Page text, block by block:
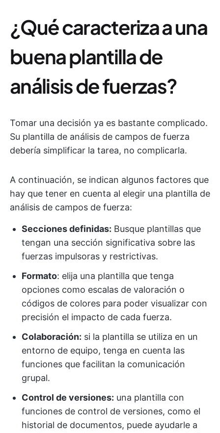
¿Qué caracteriza a una
buena plantilla de
análisis de fuerzas?
Tomar una decisión ya es bastante complicado.
Su plantilla de análisis de campos de fuerza
debería simplificar la tarea, no complicarla.
A continuación, se indican algunos factores que
hay que tener en cuenta al elegir una plantilla de
análisis de campos de fuerza:
Secciones definidas: Busque plantillas que
tengan una sección significativa sobre las
fuerzas impulsoras y restrictivas.
Formato: elija una plantilla que tenga
opciones como escalas de valoración o
códigos de colores para poder visualizar con
precisión el impacto de cada fuerza.
Colaboración: si la plantilla se utiliza en un
entorno de equipo, tenga en cuenta las
funciones que facilitan la comunicación
grupal.
Control de versiones: una plantilla con
funciones de control de versiones, como el
historial de documentos, puede ayudarle a